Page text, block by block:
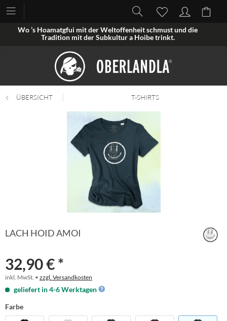
Wo ’s Hoamatgfui mit der Weltoffenheit schmust und die
Tradition mit der Subkultur a Hoibe trinkt.
ÜBERSICHT T-SHIRTS
LACH HOID AMOI
32,90 € *
inkl. MwSt. • zzgl. Versandkosten
geliefert in 4-6 Werktagen
Farbe